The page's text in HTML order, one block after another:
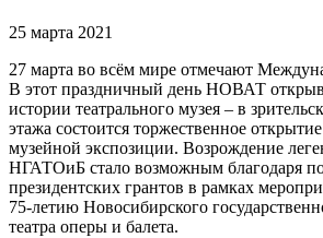
25 марта 2021
27 марта во всём мире отмечают
В этот праздничный день НОВАТ
истории театрального музея – в
этажа состоится торжественное
музейной экспозиции. Возрождение
НГАТОиБ стало возможным благодаря
президентских грантов в рамках
75-летию Новосибирского
театра оперы и балета.